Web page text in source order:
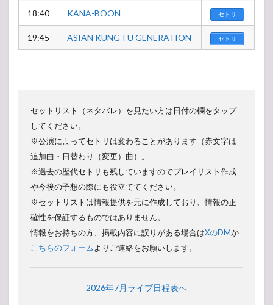
18:40 KANA-BOON セトリ
19:45 ASIAN KUNG-FU GENERATION セトリ
セットリスト（ネタバレ）を見たい方は日付の欄をタップ
してください。
※公演によってセトリは変わることがあります（赤文字は
追加曲・日替わり（変更）曲）。
※過去の歴代セトリも残していますのでプレイリスト作成
や今後の予想の際にも役立ててください。
※セットリストは情報提供を元に作成しており、情報の正
確性を保証するものではありません。
情報をお持ちの方、掲載内容に誤りがある場合はXのDMか
こちらのフォームよりご連絡をお願いします。
2026年7月ライブ日程表へ